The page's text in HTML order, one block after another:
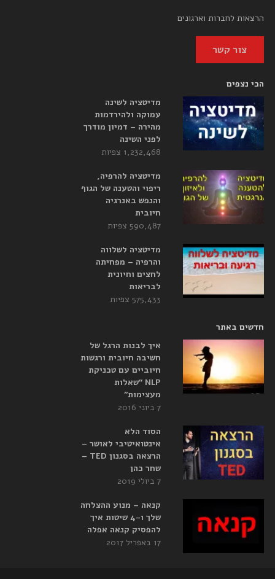
הרצאות לחברות וארגונים
צור קשר
הכי נצפים
מדיטציה לשינה
עמוקה ולהירדמות
מהירה – דמיון מודרך
לפני השינה
1,232,468 צפיות
מדיטציה להרפיה,
ריפוי והטענה של הגוף
והנפש באנרגיה
חיובית
590,487 צפיות
מדיטציה לשלווה
והרפיה – מפחיתה
לחצים וחיונית
לבריאות
575,433 צפיות
חדשים באתר
איך לבנות הרגל של
חשיבה חיובית ורגשות
חיוביים עם טכניקת
NLP “שאלות
מעצימות”
7 ביוני 2016
הסוד הלא
אינטואיטיבי לאושר –
הרצאה בסגנון TED –
שחר כהן
7 ביולי 2019
קנאה – מנוע ההצלחה
שלך ו-4 שיטות איך
להפסיק קנאה אפלה
17 באפריל 2017